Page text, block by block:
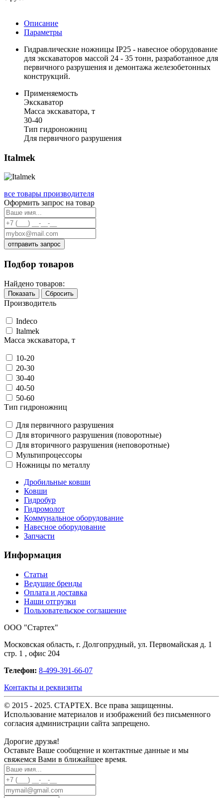
Описание
Параметры
Гидравлические ножницы IP25 - навесное оборудование
для экскаваторов массой 24 - 35 тонн, разработанное для
первичного разрушения и демонтажа железобетонных
конструкций.
Применяемость
Экскаватор
Масса экскаватора, т
30-40
Тип гидроножниц
Для первичного разрушения
Italmek
все товары производителя
Оформить запрос на товар
отправить запрос
Подбор товаров
Найдено товаров:
Показать Сбросить
Производитель
Indeco
Italmek
Масса экскаватора, т
10-20
20-30
30-40
40-50
50-60
Тип гидроножниц
Для первичного разрушения
Для вторичного разрушения (поворотные)
Для вторичного разрушения (неповоротные)
Мультипроцессоры
Ножницы по металлу
Дробильные ковши
Ковши
Гидробур
Гидромолот
Коммунальное оборудование
Навесное оборудование
Запчасти
Информация
Статьи
Ведущие бренды
Оплата и доставка
Наши отгрузки
Пользовательское соглашение
OOO "Стартех"
Московская область, г. Долгопрудный, ул. Первомайская д. 1
стр. 1 , офис 204
Телефон: 8-499-391-66-07
Контакты и реквизиты
© 2015 - 2025. СТАРТЕХ. Все права защищенны.
Использование материалов и изображений без письменного
согласия администрации сайта запрещено.
Дорогие друзья!
Оставьте Ваше сообщение и контактные данные и мы
свяжемся Вами в ближайшее время.